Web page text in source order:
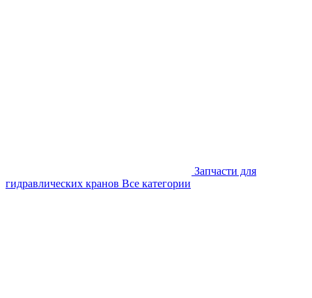
Запчасти для
гидравлических кранов Все категории